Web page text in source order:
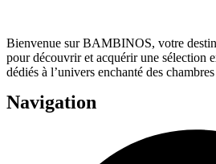
Bienvenue sur BAMBINOS, votre
pour découvrir et acquérir une sélection
dédiés à l’univers enchanté des
Navigation